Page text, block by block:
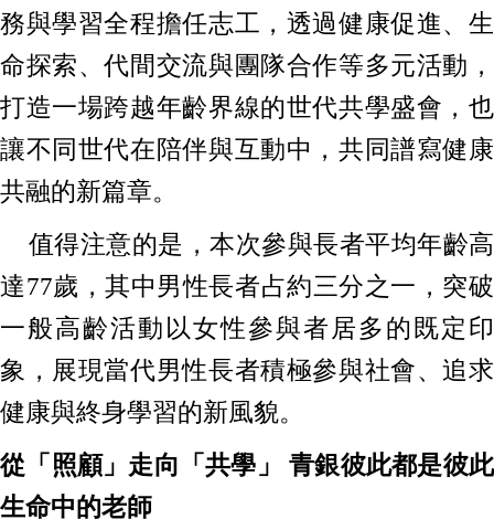
務與學習全程擔任志工，透過健康促進、生
命探索、代間交流與團隊合作等多元活動，
打造一場跨越年齡界線的世代共學盛會，也
讓不同世代在陪伴與互動中，共同譜寫健康
共融的新篇章。
值得注意的是，本次參與長者平均年齡高
達77歲，其中男性長者占約三分之一，突破
一般高齡活動以女性參與者居多的既定印
象，展現當代男性長者積極參與社會、追求
健康與終身學習的新風貌。
從「照顧」走向「共學」 青銀彼此都是彼此
生命中的老師